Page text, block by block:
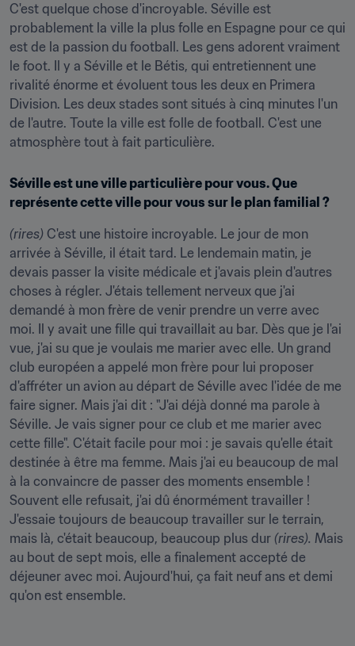
C'est quelque chose d'incroyable. Séville est
probablement la ville la plus folle en Espagne pour ce qui
est de la passion du football. Les gens adorent vraiment
le foot. Il y a Séville et le Bétis, qui entretiennent une
rivalité énorme et évoluent tous les deux en Primera
Division. Les deux stades sont situés à cinq minutes l'un
de l'autre. Toute la ville est folle de football. C'est une
atmosphère tout à fait particulière.
Séville est une ville particulière pour vous. Que
représente cette ville pour vous sur le plan familial ?
(rires) C'est une histoire incroyable. Le jour de mon
arrivée à Séville, il était tard. Le lendemain matin, je
devais passer la visite médicale et j'avais plein d'autres
choses à régler. J'étais tellement nerveux que j'ai
demandé à mon frère de venir prendre un verre avec
moi. Il y avait une fille qui travaillait au bar. Dès que je l'ai
vue, j'ai su que je voulais me marier avec elle. Un grand
club européen a appelé mon frère pour lui proposer
d'affréter un avion au départ de Séville avec l'idée de me
faire signer. Mais j'ai dit : "J'ai déjà donné ma parole à
Séville. Je vais signer pour ce club et me marier avec
cette fille". C'était facile pour moi : je savais qu'elle était
destinée à être ma femme. Mais j'ai eu beaucoup de mal
à la convaincre de passer des moments ensemble !
Souvent elle refusait, j'ai dû énormément travailler !
J'essaie toujours de beaucoup travailler sur le terrain,
mais là, c'était beaucoup, beaucoup plus dur (rires). Mais
au bout de sept mois, elle a finalement accepté de
déjeuner avec moi. Aujourd'hui, ça fait neuf ans et demi
qu'on est ensemble.